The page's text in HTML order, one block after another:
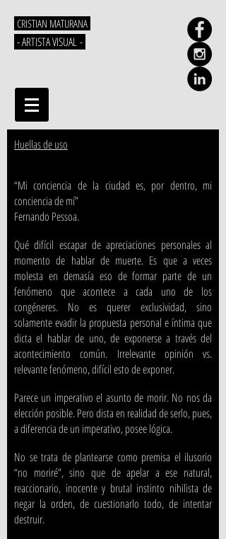
CRISTIAN MATURANA
- ARTISTA VISUAL -
Huellas de uso
“Mi conciencia de la ciudad es, por dentro, mi
conciencia de mí”
Fernando Pessoa.
Qué difícil escapar de apreciaciones personales al
momento de hablar de muerte. Es que a veces
molesta en demasía eso de formar parte de un
fenómeno que acontece a cada uno de los
congéneres. No es querer exclusividad, sino
solamente evadir la propuesta personal e íntima que
dicta el hablar de uno, de exponerse a través del
acontecimiento común. Irrelevante opinión vs.
relevante fenómeno, difícil esto de exponer.
Parece un imperativo el asunto de morir. No nos da
elección posible. Pero dista en realidad de serlo, pues,
a diferencia de un imperativo, posee lógica.
No se trata de plantearse como premisa el ilusorio
“no moriré”, sino que de apelar a ese natural,
reaccionario, inocente y brutal instinto nihilista de
negar la orden, de cuestionarlo todo, de intentar
destruir.